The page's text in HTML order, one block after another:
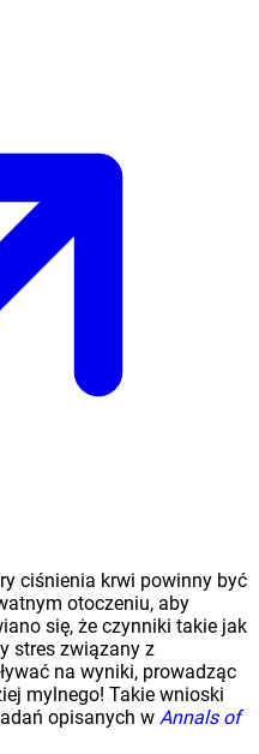
ciśnienia krwi powinny być
otoczeniu, aby
się, że czynniki takie jak
stres związany z
na wyniki, prowadząc
mylnego! Takie wnioski
opisanych w Annals of